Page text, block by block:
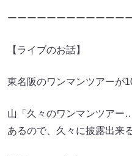
ーーーーーーーーーーーー
【ライブのお話】
東名阪のワンマンツアーが
山「久々のワンマンツア
あるので、久々に披露出来